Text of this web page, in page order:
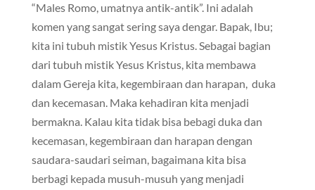
“Males Romo, umatnya antik-antik”. Ini adalah
komen yang sangat sering saya dengar. Bapak, Ibu;
kita ini tubuh mistik Yesus Kristus. Sebagai bagian
dari tubuh mistik Yesus Kristus, kita membawa
dalam Gereja kita, kegembiraan dan harapan, duka
dan kecemasan. Maka kehadiran kita menjadi
bermakna. Kalau kita tidak bisa bebagi duka dan
kecemasan, kegembiraan dan harapan dengan
saudara-saudari seiman, bagaimana kita bisa
berbagi kepada musuh-musuh yang menjadi